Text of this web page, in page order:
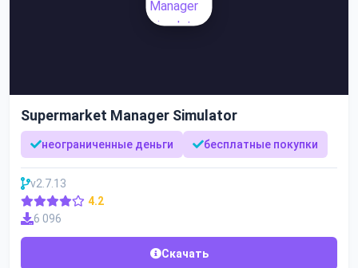
Supermarket Manager Simulator
неограниченные деньги бесплатные покупки
v2.7.13
4.2
6 096
Скачать